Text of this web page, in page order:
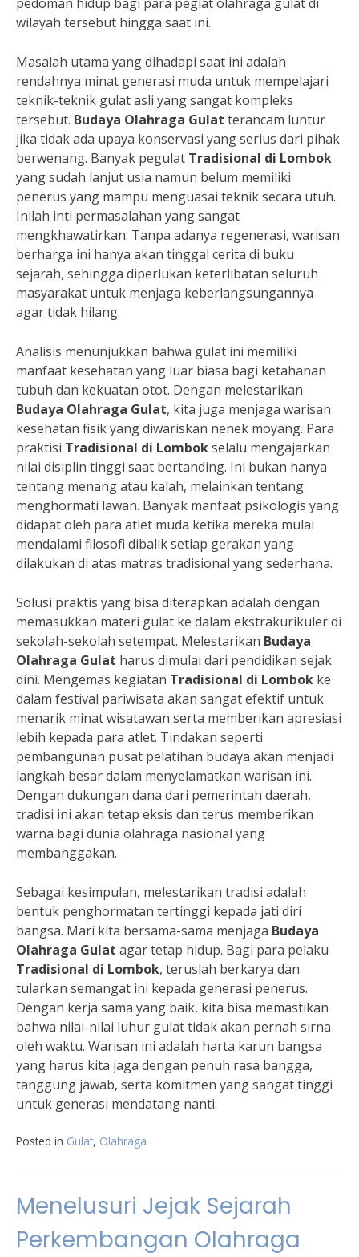
wilayah tersebut hingga saat ini.
Masalah utama yang dihadapi saat ini adalah
rendahnya minat generasi muda untuk mempelajari
teknik-teknik gulat asli yang sangat kompleks
tersebut. Budaya Olahraga Gulat terancam luntur
jika tidak ada upaya konservasi yang serius dari pihak
berwenang. Banyak pegulat Tradisional di Lombok
yang sudah lanjut usia namun belum memiliki
penerus yang mampu menguasai teknik secara utuh.
Inilah inti permasalahan yang sangat
mengkhawatirkan. Tanpa adanya regenerasi, warisan
berharga ini hanya akan tinggal cerita di buku
sejarah, sehingga diperlukan keterlibatan seluruh
masyarakat untuk menjaga keberlangsungannya
agar tidak hilang.
Analisis menunjukkan bahwa gulat ini memiliki
manfaat kesehatan yang luar biasa bagi ketahanan
tubuh dan kekuatan otot. Dengan melestarikan
Budaya Olahraga Gulat, kita juga menjaga warisan
kesehatan fisik yang diwariskan nenek moyang. Para
praktisi Tradisional di Lombokselalu mengajarkan
nilai disiplin tinggi saat bertanding. Ini bukan hanya
tentang menang atau kalah, melainkan tentang
menghormati lawan. Banyak manfaat psikologis yang
didapat oleh para atlet muda ketika mereka mulai
mendalami filosofi dibalik setiap gerakan yang
dilakukan di atas matras tradisional yang sederhana.
Solusi praktis yang bisa diterapkan adalah dengan
memasukkan materi gulat ke dalam ekstrakurikuler di
sekolah-sekolah setempat. Melestarikan Budaya
Olahraga Gulat harus dimulai dari pendidikan sejak
dini. Mengemas kegiatan Tradisional di Lombok ke
dalam festival pariwisata akan sangat efektif untuk
menarik minat wisatawan serta memberikan apresiasi
lebih kepada para atlet. Tindakan seperti
pembangunan pusat pelatihan budaya akan menjadi
langkah besar dalam menyelamatkan warisan ini.
Dengan dukungan dana dari pemerintah daerah,
tradisi ini akan tetap eksis dan terus memberikan
warna bagi dunia olahraga nasional yang
membanggakan.
Sebagai kesimpulan, melestarikan tradisi adalah
bentuk penghormatan tertinggi kepada jati diri
bangsa. Mari kita bersama-sama menjaga Budaya
Olahraga Gulat agar tetap hidup. Bagi para pelaku
Tradisional di Lombok, teruslah berkarya dan
tularkan semangat ini kepada generasi penerus.
Dengan kerja sama yang baik, kita bisa memastikan
bahwa nilai-nilai luhur gulat tidak akan pernah sirna
oleh waktu. Warisan ini adalah harta karun bangsa
yang harus kita jaga dengan penuh rasa bangga,
tanggung jawab, serta komitmen yang sangat tinggi
untuk generasi mendatang nanti.
Posted in Gulat, Olahraga
Menelusuri Jejak Sejarah
Perkembangan Olahraga